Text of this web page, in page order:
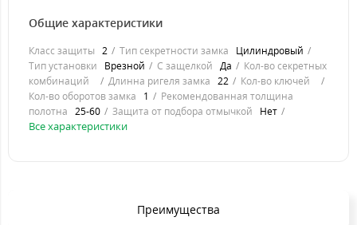
Общие характеристики
Класс защиты 2 Тип секретности замка
Цилиндровый
Тип установки
Врезной С защелкой Да
Кол-во секретных
комбинаций
Длинна ригеля замка 22
Кол-во ключей
Кол-во оборотов замка
1
Рекомендованная толщина
полотна 25-60 Защита от подбора отмычкой Нет
Все характеристики
Преимущества